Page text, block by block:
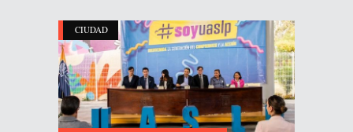
CIUDAD